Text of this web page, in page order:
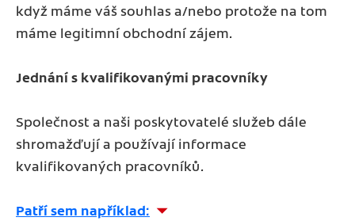
když máme váš souhlas a/nebo protože na tom
máme legitimní obchodní zájem.
Jednání s kvalifikovanými pracovníky
Společnost a naši poskytovatelé služeb dále
shromažďují a používají informace
kvalifikovaných pracovníků.
Patří sem například: